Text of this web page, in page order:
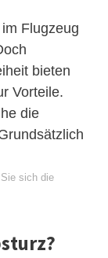
Flugzeug
bieten
Vorteile.
die
sich die